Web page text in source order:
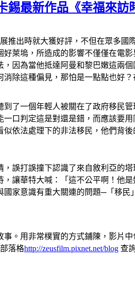
最新作品《幸福來
推出時就大獲好評，不但在眾多
萊塢，所造成的影響不僅僅在電
因為當他抵達阿曼和黎巴嫩這兩
除這種偏見，那怕是一點點也好
了一個年輕人被關在了政府移民
口判定這是對還是錯，而應該要
依法處理下的非法移民，他們背後
誤打誤撞下認識了來自敘利亞
讓華特大喊：「這不公平啊！他
家意識有重大關連的問題─「移
。用非常樸實的方式鋪陳，影片
落格http://zeusfilm.pixnet.net/blog 查